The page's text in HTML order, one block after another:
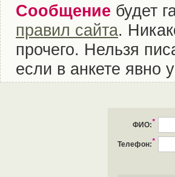
Сообщение будет
правил сайта.
прочего. Нельзя
если в анкете явно
ФИО:*
Телефон:*